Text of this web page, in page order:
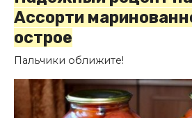
Ассорти
острое
Пальчики оближите!